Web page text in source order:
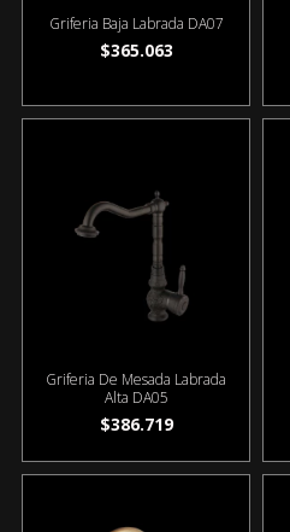
Griferia Baja Labrada DA07
$365.063
Griferia De Mesada Labrada
Alta DA05
$386.719